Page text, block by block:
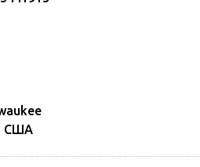
США